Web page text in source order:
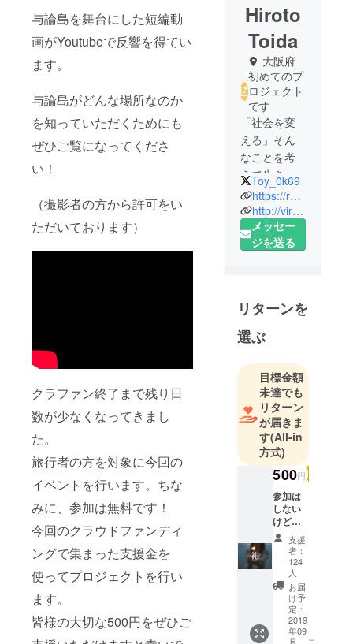
与論島を舞台にした短編動
画がYoutubeで反響を得てい
ます。
与論島がどんな場所なのか
を知っていただくためにも
ぜひご覧になってくださ
い！
（撮影者の方から許可をい
ただいております）
クラファン終了まで残り日
数が少なくなってきまし
た。
旅行者の方を対象に今回の
イベントを行います。ちな
みに、参加は無料です！
今回のクラウドファンディ
ングで集まった支援金を
使ってプロジェクトを行い
ます。
皆様の大切な500円をぜひご
Hiroto
Toida
大阪府
初めてのプ
ロジェクト
です
「社会を変
える」そん
なことを考
えて生きて
います。
大阪府立大
学を中退
社で働いて
います。
働くとは？
生きると
は？社会と
は？自然と
は？宇宙と
は？
そんな抽象
度の高い話
が好きで
今のモチ
ベーション
は完全に
トークンエ
コノミーを
Toy_0k69
https://radix-media.co.jp/
http://virtual-coiner.info/
メッセー
ジを送る
リターンを
選ぶ
目標金額
未達でも
リターン
が届きま
す(All-in
方式)
500円
参加は
しない
けど、
今回の
プロ
ジェク
トを支
援して
くださ
る方向
けのプ
ランで
支援
者：
124
人
お届
け予
定：
2019
年09
月